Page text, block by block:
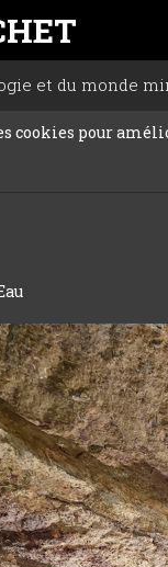
et du monde
cookies pour